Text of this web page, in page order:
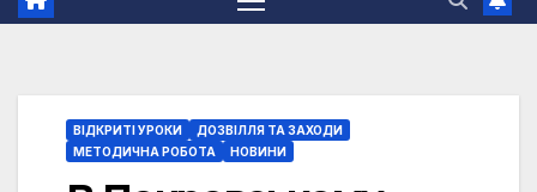
ВІДКРИТІ УРОКИ
ДОЗВІЛЛЯ ТА ЗАХОДИ
МЕТОДИЧНА РОБОТА
НОВИНИ